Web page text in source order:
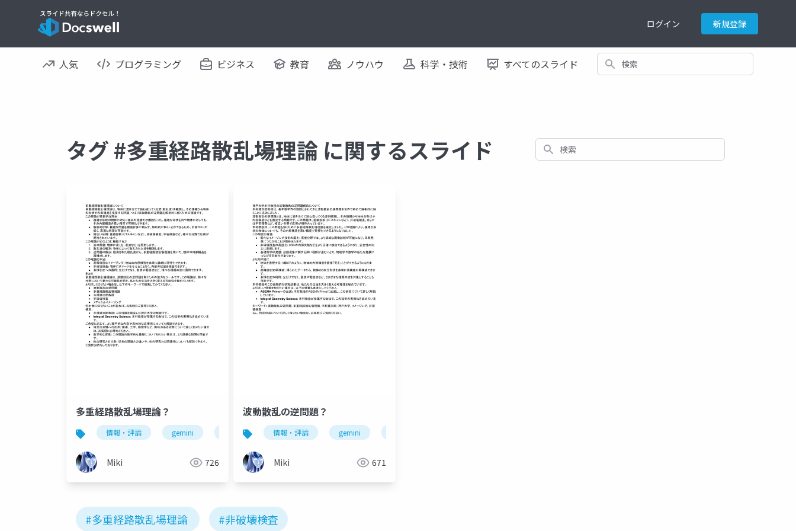
ログイン 新規登録
人気 プログラミング ビジネス 教育 ノウハウ 科学・技術 すべてのスライド 検索
タグ #多重経路散乱場理論 に関するスライド 検索
多重経路散乱場理論？
情報・評論 gemini
Miki 726
波動散乱の逆問題？
情報・評論 gemini
Miki 671
#多重経路散乱場理論 #非破壊検査